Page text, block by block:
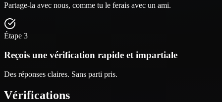
Partage-la avec nous, comme tu le ferais avec un ami.
Étape 3
Reçois une vérification rapide et impartiale
Des réponses claires. Sans parti pris.
Vérifications